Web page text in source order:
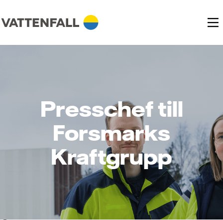
Presschef till
Forsmarks
Kraftgrupp